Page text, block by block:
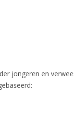
jongeren en